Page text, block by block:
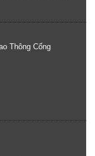
Thông Cống